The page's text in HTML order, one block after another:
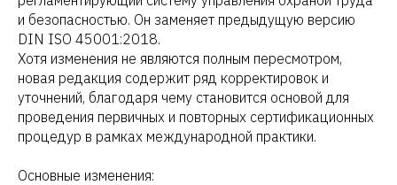
и безопасностью. Он заменяет предыдущую версию
DIN ISO 45001:2018.
Хотя изменения не являются полным пересмотром,
новая редакция содержит ряд корректировок и
уточнений, благодаря чему становится основой для
проведения первичных и повторных сертификационных
процедур в рамках международной практики.
Основные изменения: